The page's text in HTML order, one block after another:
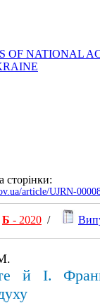
OF NATIONAL
сторінки:
article/UJRN-
Б - 2020 /
й І.